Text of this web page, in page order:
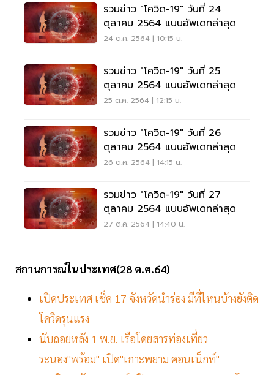
รวมข่าว "โควิด-19" วันที่ 24
ตุลาคม 2564 แบบอัพเดทล่าสุด
24 ต.ค. 2564 | 10:15 น.
รวมข่าว "โควิด-19" วันที่ 25
ตุลาคม 2564 แบบอัพเดทล่าสุด
25 ต.ค. 2564 | 12:15 น.
รวมข่าว "โควิด-19" วันที่ 26
ตุลาคม 2564 แบบอัพเดทล่าสุด
26 ต.ค. 2564 | 14:15 น.
รวมข่าว "โควิด-19" วันที่ 27
ตุลาคม 2564 แบบอัพเดทล่าสุด
27 ต.ค. 2564 | 14:40 น.
สถานการณ์ในประเทศ(28 ต.ค.64)
เปิดประเทศ เช็ค 17 จังหวัดนำร่อง มีที่ไหนบ้างยังติด
โควิดรุนแรง
นับถอยหลัง 1 พ.ย. เรือโดยสารท่องเที่ยว
ระนอง"พร้อม" เปิด"เกาะพยาม คอนเน็กท์"